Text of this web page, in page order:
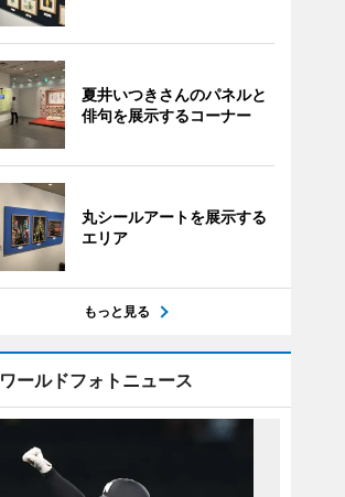
夏井いつきさんのパネルと
俳句を展示するコーナー
丸シールアートを展示する
エリア
もっと見る
ワールドフォトニュース